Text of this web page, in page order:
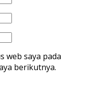
web saya pada
berikutnya.